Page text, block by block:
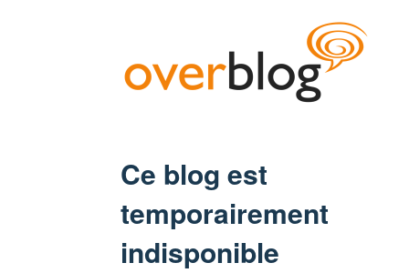
Ce blog est
temporairement
indisponible